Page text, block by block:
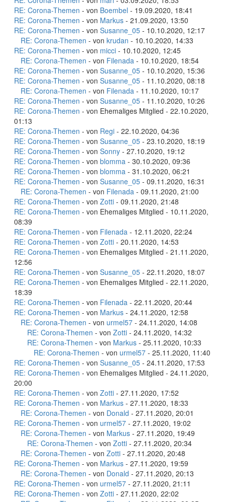
RE: Corona-Themen - von Boembel - 19.09.2020, 18:41
RE: Corona-Themen - von Markus - 21.09.2020, 13:50
RE: Corona-Themen - von Susanne_05 - 10.10.2020, 12:17
RE: Corona-Themen - von krudan - 10.10.2020, 14:33
RE: Corona-Themen - von micci - 10.10.2020, 12:45
RE: Corona-Themen - von Filenada - 10.10.2020, 18:54
RE: Corona-Themen - von Susanne_05 - 10.10.2020, 15:36
RE: Corona-Themen - von Susanne_05 - 11.10.2020, 08:18
RE: Corona-Themen - von Filenada - 11.10.2020, 10:17
RE: Corona-Themen - von Susanne_05 - 11.10.2020, 10:26
RE: Corona-Themen - von Ehemaliges Mitglied - 22.10.2020,
01:13
RE: Corona-Themen - von Regi - 22.10.2020, 04:36
RE: Corona-Themen - von Susanne_05 - 23.10.2020, 18:19
RE: Corona-Themen - von Sonny - 27.10.2020, 19:12
RE: Corona-Themen - von blomma - 30.10.2020, 09:36
RE: Corona-Themen - von blomma - 31.10.2020, 06:21
RE: Corona-Themen - von Susanne_05 - 09.11.2020, 16:31
RE: Corona-Themen - von Filenada - 09.11.2020, 21:00
RE: Corona-Themen - von Zotti - 09.11.2020, 21:48
RE: Corona-Themen - von Ehemaliges Mitglied - 10.11.2020,
08:39
RE: Corona-Themen - von Filenada - 12.11.2020, 22:24
RE: Corona-Themen - von Zotti - 20.11.2020, 14:53
RE: Corona-Themen - von Ehemaliges Mitglied - 21.11.2020,
12:56
RE: Corona-Themen - von Susanne_05 - 22.11.2020, 18:07
RE: Corona-Themen - von Ehemaliges Mitglied - 22.11.2020,
18:39
RE: Corona-Themen - von Filenada - 22.11.2020, 20:44
RE: Corona-Themen - von Markus - 24.11.2020, 12:58
RE: Corona-Themen - von urmel57 - 24.11.2020, 14:08
RE: Corona-Themen - von Zotti - 24.11.2020, 14:32
RE: Corona-Themen - von Markus - 25.11.2020, 10:33
RE: Corona-Themen - von urmel57 - 25.11.2020, 11:40
RE: Corona-Themen - von Susanne_05 - 24.11.2020, 17:53
RE: Corona-Themen - von Ehemaliges Mitglied - 24.11.2020,
20:00
RE: Corona-Themen - von Zotti - 27.11.2020, 17:52
RE: Corona-Themen - von Markus - 27.11.2020, 18:33
RE: Corona-Themen - von Donald - 27.11.2020, 20:01
RE: Corona-Themen - von urmel57 - 27.11.2020, 19:02
RE: Corona-Themen - von Markus - 27.11.2020, 19:49
RE: Corona-Themen - von Zotti - 27.11.2020, 20:34
RE: Corona-Themen - von Zotti - 27.11.2020, 20:48
RE: Corona-Themen - von Markus - 27.11.2020, 19:59
RE: Corona-Themen - von Donald - 27.11.2020, 20:13
RE: Corona-Themen - von urmel57 - 27.11.2020, 21:11
RE: Corona-Themen - von Zotti - 27.11.2020, 22:02